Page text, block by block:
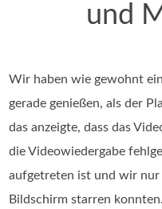
und
Wir haben wie gewohnt
gerade genießen, als der
das anzeigte, dass das
die Videowiedergabe
aufgetreten ist und wir nur
Bildschirm starren